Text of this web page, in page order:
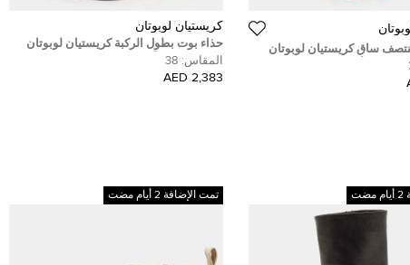
ساق كريستيان لوبوتان
أسود مقاس 39.5
كريستيان لوبوتان
حذاء بوت بطول الركبة كريستيان لوبوتان
فيرما سويدي أسود مقاس 37.5
المقاس: 38
2,383 AED
تمت الإضافة 2 أيام مضت